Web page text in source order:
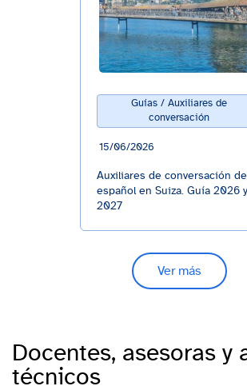
Guías / Auxiliares de
conversación
15/06/2026
Auxiliares de conversación de
español en Suiza. Guía 2026 y
2027
Ver más
Docentes, asesoras y
técnicos